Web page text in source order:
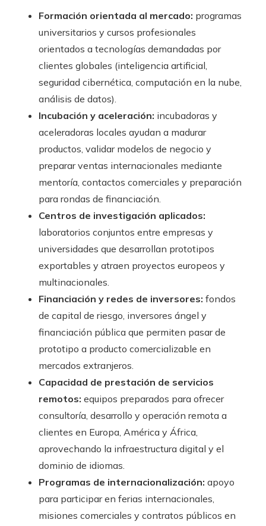
Formación orientada al mercado: programas
universitarios y cursos profesionales
orientados a tecnologías demandadas por
clientes globales (inteligencia artificial,
seguridad cibernética, computación en la nube,
análisis de datos).
Incubación y aceleración: incubadoras y
aceleradoras locales ayudan a madurar
productos, validar modelos de negocio y
preparar ventas internacionales mediante
mentoría, contactos comerciales y preparación
para rondas de financiación.
Centros de investigación aplicados:
laboratorios conjuntos entre empresas y
universidades que desarrollan prototipos
exportables y atraen proyectos europeos y
multinacionales.
Financiación y redes de inversores: fondos
de capital de riesgo, inversores ángel y
financiación pública que permiten pasar de
prototipo a producto comercializable en
mercados extranjeros.
Capacidad de prestación de servicios
remotos: equipos preparados para ofrecer
consultoría, desarrollo y operación remota a
clientes en Europa, América y África,
aprovechando la infraestructura digital y el
dominio de idiomas.
Programas de internacionalización: apoyo
para participar en ferias internacionales,
misiones comerciales y contratos públicos en